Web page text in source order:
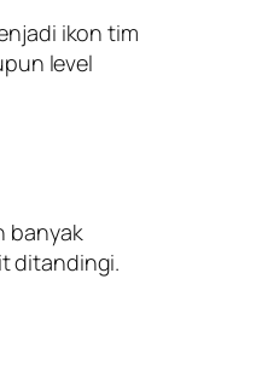
ikon tim
level
banyak
ditandingi.